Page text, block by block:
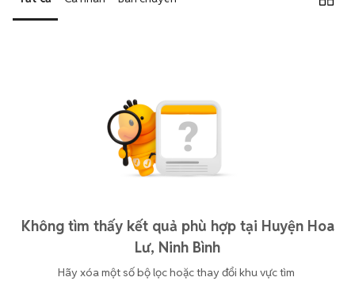
Không tìm thấy kết quả phù hợp tại Huyện Hoa
Lư, Ninh Bình
Hãy xóa một số bộ lọc hoặc thay đổi khu vực tìm